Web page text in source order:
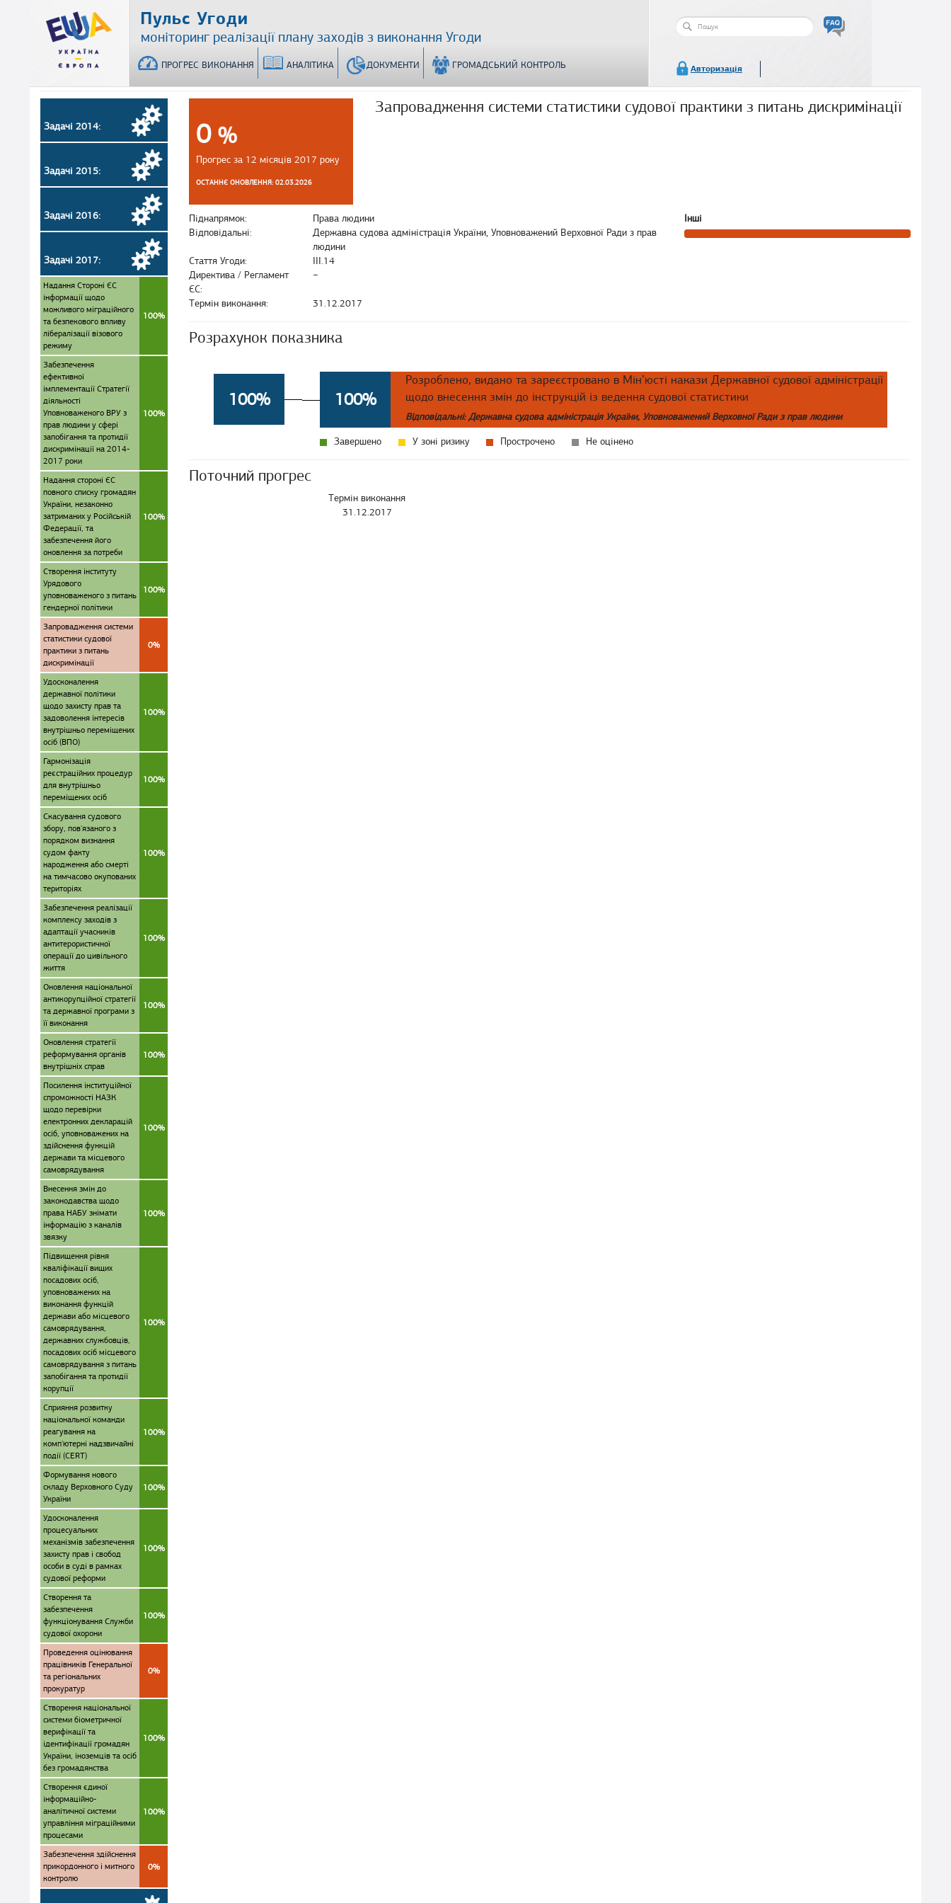
Пульс Угоди
моніторинг реалізації плану заходів з виконання Угоди
ПРОГРЕС ВИКОНАННЯ АНАЛІТИКА ДОКУМЕНТИ ГРОМАДСЬКИЙ КОНТРОЛЬ
Пошукова
Авторизація
0 %
Прогрес за 12 місяців 2017 року
ОСТАННЄ ОНОВЛЕННЯ: 02.03.2026
Запровадження системи статистики судової практики з питань дискримінації
Піднапрямок:
Права людини
Відповідальні:
Державна судова адміністрація України, Уповноважений Верховної Ради з прав
людини
Стаття Угоди:
ІІІ.14
Директива / Регламент
ЄС:
−
Термін виконання: 31.12.2017
Інші
Розрахунок показника
100% 100%
Розроблено, видано та зареєстровано в Мін’юсті накази Державної судової адміністрації
щодо внесення змін до інструкцій із ведення судової статистики
Відповідальні: Державна судова адміністрація України, Уповноважений Верховної Ради з прав людини
Завершено У зоні ризику Прострочено Не оцінено
Поточний прогрес
Термін виконання
31.12.2017
Задачі 2014:
Задачі 2015:
Задачі 2016:
Задачі 2017:
Надання Стороні ЄС
інформації щодо
можливого міграційного
та безпекового впливу
лібералізації візового
режиму
100%
Забезпечення
ефективної
імплементації Стратегії
діяльності
Уповноваженого ВРУ з
прав людини у сфері
запобігання та протидії
дискримінації на 2014-
2017 роки
100%
Надання стороні ЄС
повного списку громадян
України, незаконно
затриманих у Російській
Федерації, та
забезпечення його
оновлення за потреби
100%
Створення інституту
Урядового
уповноваженого з питань
гендерної політики
100%
Запровадження системи
статистики судової
практики з питань
дискримінації
0%
Удосконалення
державної політики
щодо захисту прав та
задоволення інтересів
внутрішньо переміщених
осіб (ВПО)
100%
Гармонізація
реєстраційних процедур
для внутрішньо
переміщених осіб
100%
Скасування судового
збору, пов'язаного з
порядком визнання
судом факту
народження або смерті
на тимчасово окупованих
територіях
100%
Забезпечення реалізації
комплексу заходів з
адаптації учасників
антитерористичної
операції до цивільного
життя
100%
Оновлення національної
антикорупційної стратегії
та державної програми з
її виконання
100%
Оновлення стратегії
реформування органів
внутрішніх справ
100%
Посилення інституційної
спроможності НАЗК
щодо перевірки
електронних декларацій
осіб, уповноважених на
здійснення функцій
держави та місцевого
самоврядування
100%
Внесення змін до
законодавства щодо
права НАБУ знімати
інформацію з каналів
звязку
100%
Підвищення рівня
кваліфікації вищих
посадових осіб,
уповноважених на
виконання функцій
держави або місцевого
самоврядування,
державних службовців,
посадових осіб місцевого
самоврядування з питань
запобігання та протидії
корупції
100%
Сприяння розвитку
національної команди
реагування на
комп'ютерні надзвичайні
події (CERT)
100%
Формування нового
складу Верховного Суду
України
100%
Удосконалення
процесуальних
механізмів забезпечення
захисту прав і свобод
особи в суді в рамках
судової реформи
100%
Створення та
забезпечення
функціонування Служби
судової охорони
100%
Проведення оцінювання
працівників Генеральної
та регіональних
прокуратур
0%
Створення національної
системи біометричної
верифікації та
ідентифікації громадян
України, іноземців та осіб
без громадянства
100%
Створення єдиної
інформаційно-
аналітичної системи
управління міграційними
процесами
100%
Забезпечення здійснення
прикордонного і митного
контролю
0%